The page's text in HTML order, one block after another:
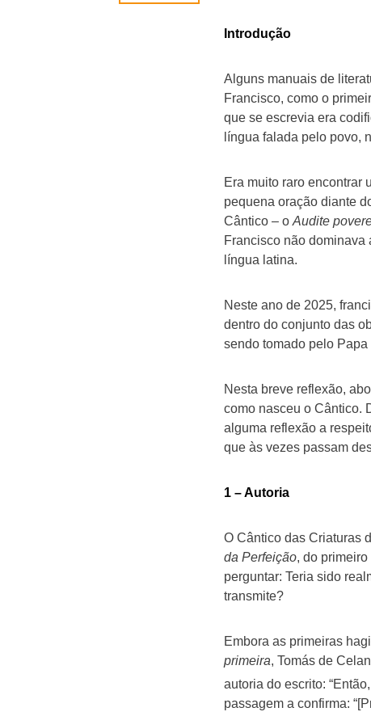
Introdução
Alguns manuais de
Francisco, como o
que se escrevia era
língua falada pelo povo,
Era muito raro encontrar
pequena oração diante
Cântico – o Audite
Francisco não dominava
língua latina.
Neste ano de 2025,
dentro do conjunto das
sendo tomado pelo
Nesta breve reflexão,
como nasceu o Cântico.
alguma reflexão a
que às vezes passam
1 – Autoria
O Cântico das Criaturas
da Perfeição, do
perguntar: Teria sido
transmite?
Embora as primeiras
primeira, Tomás de
autoria do escrito:
passagem a confirma: